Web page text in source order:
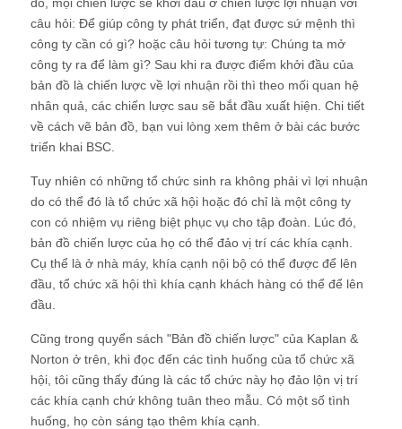
câu hỏi: Để giúp công ty phát triển, đạt được sứ mệnh thì
công ty cần có gì? hoặc câu hỏi tương tự: Chúng ta mở
công ty ra để làm gì? Sau khi ra được điểm khởi đầu của
bản đồ là chiến lược về lợi nhuận rồi thì theo mối quan hệ
nhân quả, các chiến lược sau sẽ bắt đầu xuất hiện. Chi tiết
về cách vẽ bản đồ, bạn vui lòng xem thêm ở bài các bước
triển khai BSC.
Tuy nhiên có những tổ chức sinh ra không phải vì lợi nhuận
do có thể đó là tổ chức xã hội hoặc đó chỉ là một công ty
con có nhiệm vụ riêng biệt phục vụ cho tập đoàn. Lúc đó,
bản đồ chiến lược của họ có thể đảo vị trí các khía cạnh.
Cụ thể là ở nhà máy, khía cạnh nội bộ có thể được để lên
đầu, tổ chức xã hội thì khía cạnh khách hàng có thể để lên
đầu.
Cũng trong quyển sách "Bản đồ chiến lược" của Kaplan &
Norton ở trên, khi đọc đến các tình huống của tổ chức xã
hội, tôi cũng thấy đúng là các tổ chức này họ đảo lộn vị trí
các khía cạnh chứ không tuân theo mẫu. Có một số tình
huống, họ còn sáng tạo thêm khía cạnh.